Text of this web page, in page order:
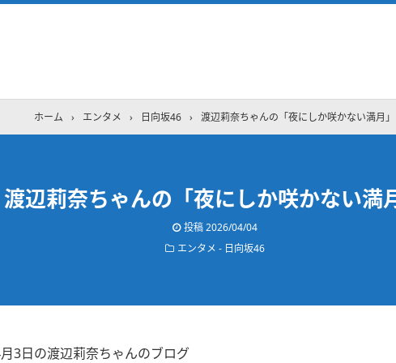
ホーム › エンタメ › 日向坂46 › 渡辺莉奈ちゃんの「夜にしか咲かない満月」
渡辺莉奈ちゃんの「夜にしか咲かない満
投稿2026/04/04
エンタメ - 日向坂46
3日の渡辺莉奈ちゃんのブログ